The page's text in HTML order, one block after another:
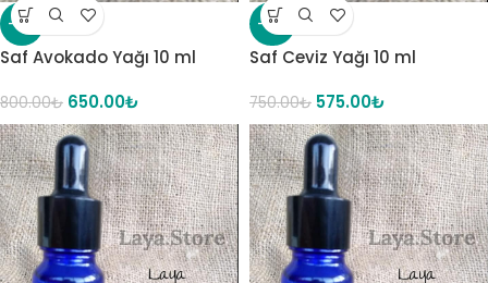
-19%
Saf Avokado Yağı 10 ml
800.00₺ 650.00₺
-23%
Saf Ceviz Yağı 10 ml
750.00₺ 575.00₺